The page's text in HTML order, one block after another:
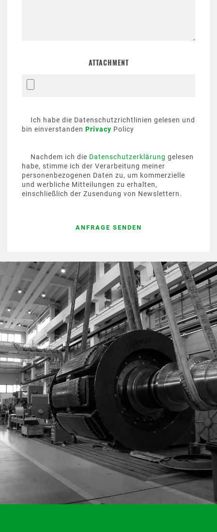
ATTACHMENT
Ich habe die Datenschutzrichtlinien gelesen und
bin einverstanden Privacy Policy
Nachdem ich die Datenschutzerklärung gelesen
habe, stimme ich der Verarbeitung meiner
personenbezogenen Daten zu, um kommerzielle
und werbliche Mitteilungen zu erhalten,
einschließlich der Zusendung von Newslettern.